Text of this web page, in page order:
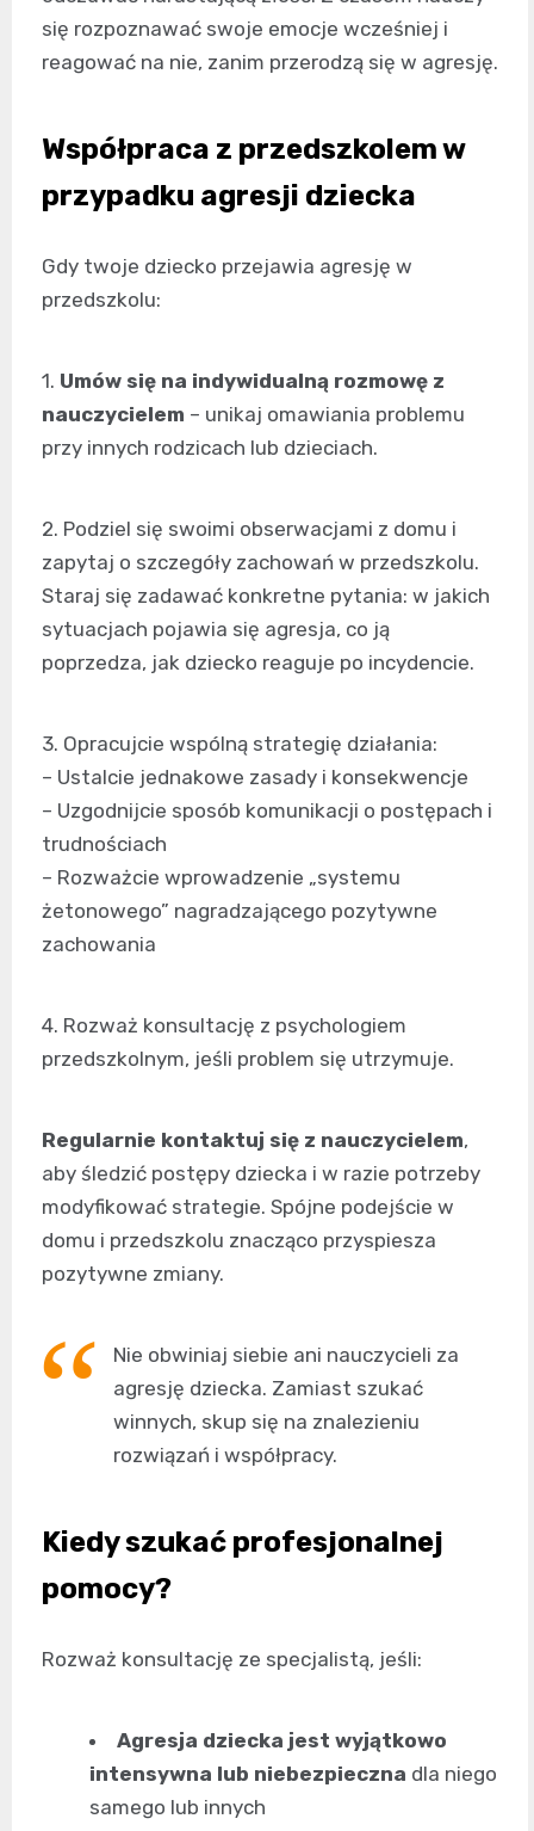
się rozpoznawać swoje emocje wcześniej i
reagować na nie, zanim przerodzą się w agresję.
Współpraca z przedszkolem w
przypadku agresji dziecka
Gdy twoje dziecko przejawia agresję w
przedszkolu:
1. Umów się na indywidualną rozmowę z
nauczycielem – unikaj omawiania problemu
przy innych rodzicach lub dzieciach.
2. Podziel się swoimi obserwacjami z domu i
zapytaj o szczegóły zachowań w przedszkolu.
Staraj się zadawać konkretne pytania: w jakich
sytuacjach pojawia się agresja, co ją
poprzedza, jak dziecko reaguje po incydencie.
3. Opracujcie wspólną strategię działania:
– Ustalcie jednakowe zasady i konsekwencje
– Uzgodnijcie sposób komunikacji o postępach i
trudnościach
– Rozważcie wprowadzenie „systemu
żetonowego” nagradzającego pozytywne
zachowania
4. Rozważ konsultację z psychologiem
przedszkolnym, jeśli problem się utrzymuje.
Regularnie kontaktuj się z nauczycielem,
aby śledzić postępy dziecka i w razie potrzeby
modyfikować strategie. Spójne podejście w
domu i przedszkolu znacząco przyspiesza
pozytywne zmiany.
Nie obwiniaj siebie ani nauczycieli za
agresję dziecka. Zamiast szukać
winnych, skup się na znalezieniu
rozwiązań i współpracy.
Kiedy szukać profesjonalnej
pomocy?
Rozważ konsultację ze specjalistą, jeśli:
Agresja dziecka jest wyjątkowo
intensywna lub niebezpieczna dla niego
samego lub innych